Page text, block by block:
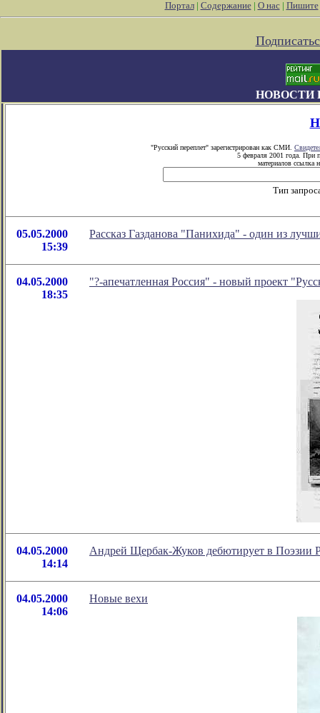
Портал| Содержание| О нас| Пишите
НОВОСТИ
"Русский переплет" зарегистрирован как СМИ.
5 февраля 2001 года. При
материалов ссылка
Тип
05.05.2000
15:39
Рассказ Газданова "Панихида" - один из
04.05.2000
18:35
"?-апечатленная Россия" - новый проект
04.05.2000
14:14
Андрей Щербак-Жуков дебютирует в Поэзии
04.05.2000
14:06
Новые вехи